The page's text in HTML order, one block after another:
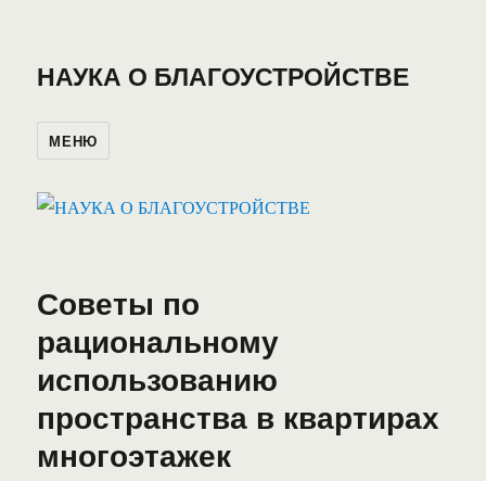
НАУКА О БЛАГОУСТРОЙСТВЕ
МЕНЮ
Советы по
рациональному
использованию
пространства в квартирах
многоэтажек